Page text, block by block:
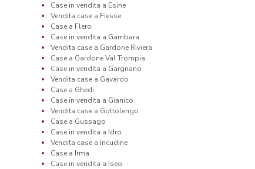
Case in vendita a Esine
Vendita case a Fiesse
Case a Flero
Case in vendita a Gambara
Vendita case a Gardone Riviera
Case a Gardone Val Trompia
Case in vendita a Gargnano
Vendita case a Gavardo
Case a Ghedi
Case in vendita a Gianico
Vendita case a Gottolengo
Case a Gussago
Case in vendita a Idro
Vendita case a Incudine
Case a Irma
Case in vendita a Iseo